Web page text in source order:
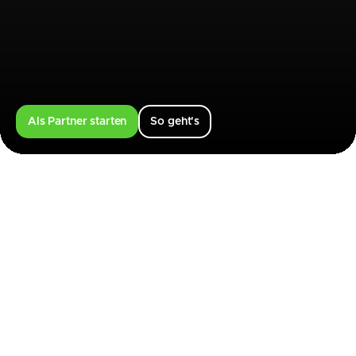
Als Partner starten So geht's